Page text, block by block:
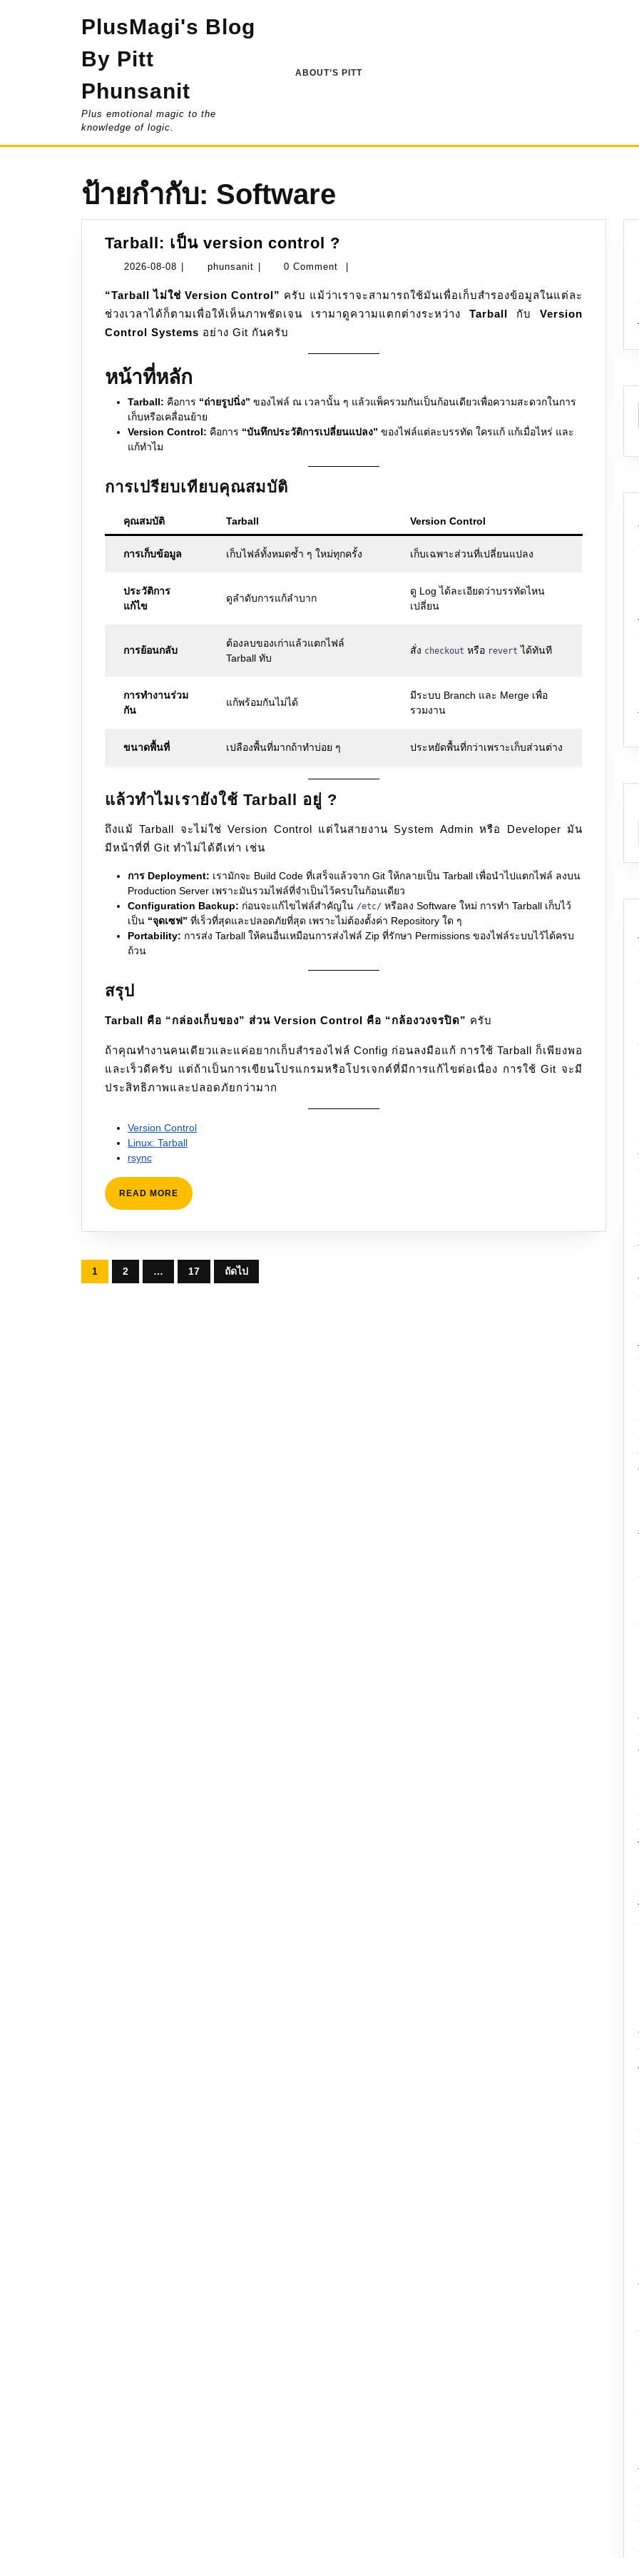
PlusMagi's Blog
By Pitt
Phunsanit
Plus emotional magic to the
knowledge of logic.
ABOUT’S PITT
ป้ายกำกับ: Software
Tarball: เป็น version control ?
เป็น
control
?
2026-08-08 2026-
08
phunsanit phunsanit0 Comment
“Tarball ไม่ใช่ Version Control” ครับ แม้ว่าเราจะสามารถใช้มันเพื่อเก็บสำรองข้อมูลในแต่ละ
ช่วงเวลาได้ก็ตามเพื่อให้เห็นภาพชัดเจน เรามาดูความแตกต่างระหว่าง Tarball กับ Version
Control Systems อย่าง Git กันครับ
หน้าที่หลัก
Tarball: คือการ “ถ่ายรูปนิ่ง” ของไฟล์ ณ เวลานั้น ๆ แล้วแพ็ครวมกันเป็นก้อนเดียวเพื่อความสะดวกในการ
เก็บหรือเคลื่อนย้าย
Version Control: คือการ “บันทึกประวัติการเปลี่ยนแปลง” ของไฟล์แต่ละบรรทัด ใครแก้ แก้เมื่อไหร่ และ
แก้ทำไม
การเปรียบเทียบคุณสมบัติ
คุณสมบัติ Tarball Version Control
การเก็บข้อมูล เก็บไฟล์ทั้งหมดซ้ำ ๆ ใหม่ทุกครั้ง เก็บเฉพาะส่วนที่เปลี่ยนแปลง
ประวัติการ
แก้ไข
ดูลำดับการแก้ลำบาก
ดู Log ได้ละเอียดว่าบรรทัดไหน
เปลี่ยน
การย้อนกลับ
ต้องลบของเก่าแล้วแตกไฟล์
Tarball ทับ
สั่ง checkout หรือ revert ได้ทันที
การทำงานร่วม
กัน
แก้พร้อมกันไม่ได้
มีระบบ Branch และ Merge เพื่อ
รวมงาน
ขนาดพื้นที่ เปลืองพื้นที่มากถ้าทำบ่อย ๆ ประหยัดพื้นที่กว่าเพราะเก็บส่วนต่าง
แล้วทำไมเรายังใช้ Tarball อยู่ ?
ถึงแม้ Tarball จะไม่ใช่ Version Control แต่ในสายงาน System Admin หรือ Developer มัน
มีหน้าที่ที่ Git ทำไม่ได้ดีเท่า เช่น
การ Deployment: เรามักจะ Build Code ที่เสร็จแล้วจาก Git ให้กลายเป็น Tarball เพื่อนำไปแตกไฟล์ ลงบน
Production Server เพราะมันรวมไฟล์ที่จำเป็นไว้ครบในก้อนเดียว
Configuration Backup: ก่อนจะแก้ไขไฟล์สำคัญใน /etc/ หรือลง Software ใหม่ การทำ Tarball เก็บไว้
เป็น “จุดเซฟ” ที่เร็วที่สุดและปลอดภัยที่สุด เพราะไม่ต้องตั้งค่า Repository ใด ๆ
Portability: การส่ง Tarball ให้คนอื่นเหมือนการส่งไฟล์ Zip ที่รักษา Permissions ของไฟล์ระบบไว้ได้ครบ
ถ้วน
สรุป
Tarball คือ “กล่องเก็บของ” ส่วน Version Control คือ “กล้องวงจรปิด” ครับ
ถ้าคุณทำงานคนเดียวและแค่อยากเก็บสำรองไฟล์ Config ก่อนลงมือแก้ การใช้ Tarball ก็เพียงพอ
และเร็วดีครับ แต่ถ้าเป็นการเขียนโปรแกรมหรือโปรเจกต์ที่มีการแก้ไขต่อเนื่อง การใช้ Git จะมี
ประสิทธิภาพและปลอดภัยกว่ามาก
Version Control
Linux: Tarball
rsync
READ MORE READ
MORE
Posts
1 2 … 17 ถัดไป